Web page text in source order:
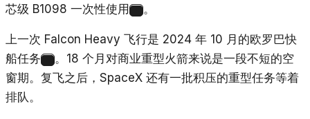
芯级 B1098 一次性使用
。
上一次 Falcon Heavy 飞行是 2024 年 10 月的欧罗巴快
船任务
。18 个月对商业重型火箭来说是一段不短的空
窗期。复飞之后，SpaceX 还有一批积压的重型任务等着
排队。